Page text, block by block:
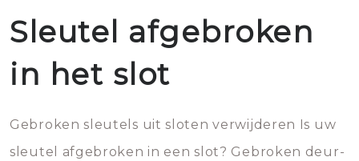
Sleutel afgebroken
in het slot
Gebroken sleutels uit sloten verwijderen Is uw
sleutel afgebroken in een slot? Gebroken deur-